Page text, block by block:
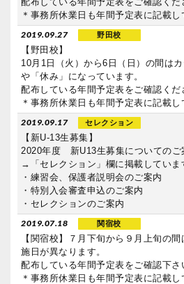
＊事務所休業日も年間予定表に記載し
2019.09.27
野田校
【野田校】
10月1日（火）から6日（日）の間は
や「休み」になっています。
配布している年間予定表をご確認くだ
＊事務所休業日も年間予定表に記載し
2019.09.17
セレクション
【新U‐13生募集】
2020年度 新U13生募集についてのご
→「セレクション」欄に掲載していま
・練習会、保護者説明会のご案内
・特別入会審査申込のご案内
・セレクションのご案内
2019.07.18
関宿校
【関宿校】７月下旬から９月上旬の
施日が異なります。
配布している年間予定表をご確認下さ
＊事務所休業日も年間予定表に記載